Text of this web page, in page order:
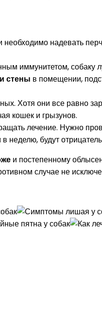
надевать
иммунитетом, собаку
стены в помещении,
Хотя они все равно
кошек и грызунов.
лечение. Нужно
неделю, будут
и постепенному
случае не